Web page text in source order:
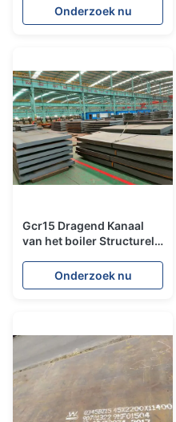
centraleboiler van het de
Plaatstaal Plaat de Met
Onderzoek nu
Gcr15 Dragend Kanaal
van het boiler Structurele
12000mm Lengte
Onderzoek nu